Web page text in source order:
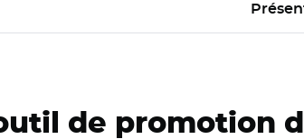
de promotion